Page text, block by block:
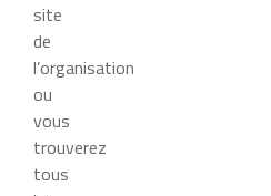
site
de
l’organisation
ou
vous
trouverez
tous